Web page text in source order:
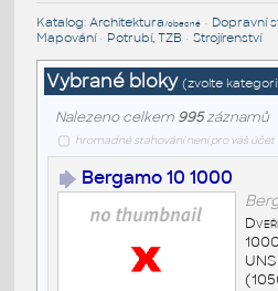
Katalog: Architektura/obecné• Dopravní
Mapování• Potrubí, TZB • Strojírenství
Vybrané bloky (zvolte
Nalezeno celkem 995záznamů
hromadné stahování není pro váš
Bergamo 10 1000